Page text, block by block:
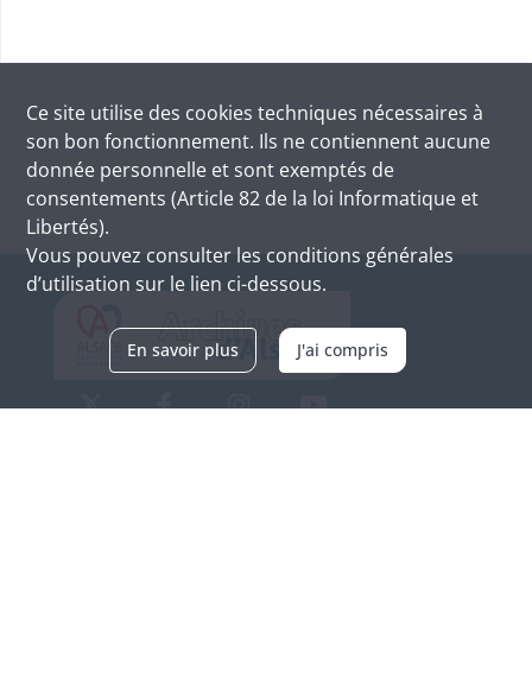
Ce site utilise des cookies techniques nécessaires à
son bon fonctionnement. Ils ne contiennent aucune
donnée personnelle et sont exemptés de
consentements (Article 82 de la loi Informatique et
Libertés).
Vous pouvez consulter les conditions générales
d’utilisation sur le lien ci-dessous.
En savoir plus J'ai compris